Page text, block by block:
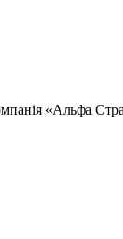
«Альфа